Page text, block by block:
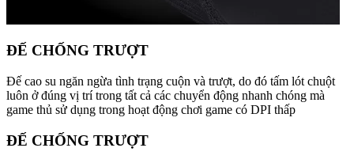
ĐẾ CHỐNG TRƯỢT
Đế cao su ngăn ngừa tình trạng cuộn và trượt, do đó tấm lót chuột
luôn ở đúng vị trí trong tất cả các chuyển động nhanh chóng mà
game thủ sử dụng trong hoạt động chơi game có DPI thấp
ĐẾ CHỐNG TRƯỢT